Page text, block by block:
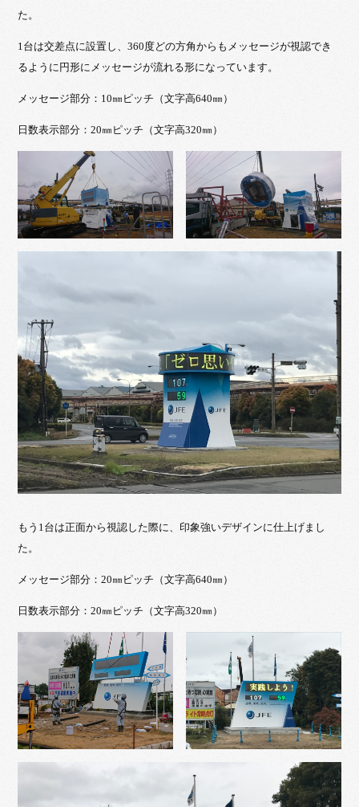
た。
1台は交差点に設置し、360度どの方角からもメッセージが視認でき
るように円形にメッセージが流れる形になっています。
メッセージ部分：10㎜ピッチ（文字高640㎜）
日数表示部分：20㎜ピッチ（文字高320㎜）
もう1台は正面から視認した際に、印象強いデザインに仕上げまし
た。
メッセージ部分：20㎜ピッチ（文字高640㎜）
日数表示部分：20㎜ピッチ（文字高320㎜）